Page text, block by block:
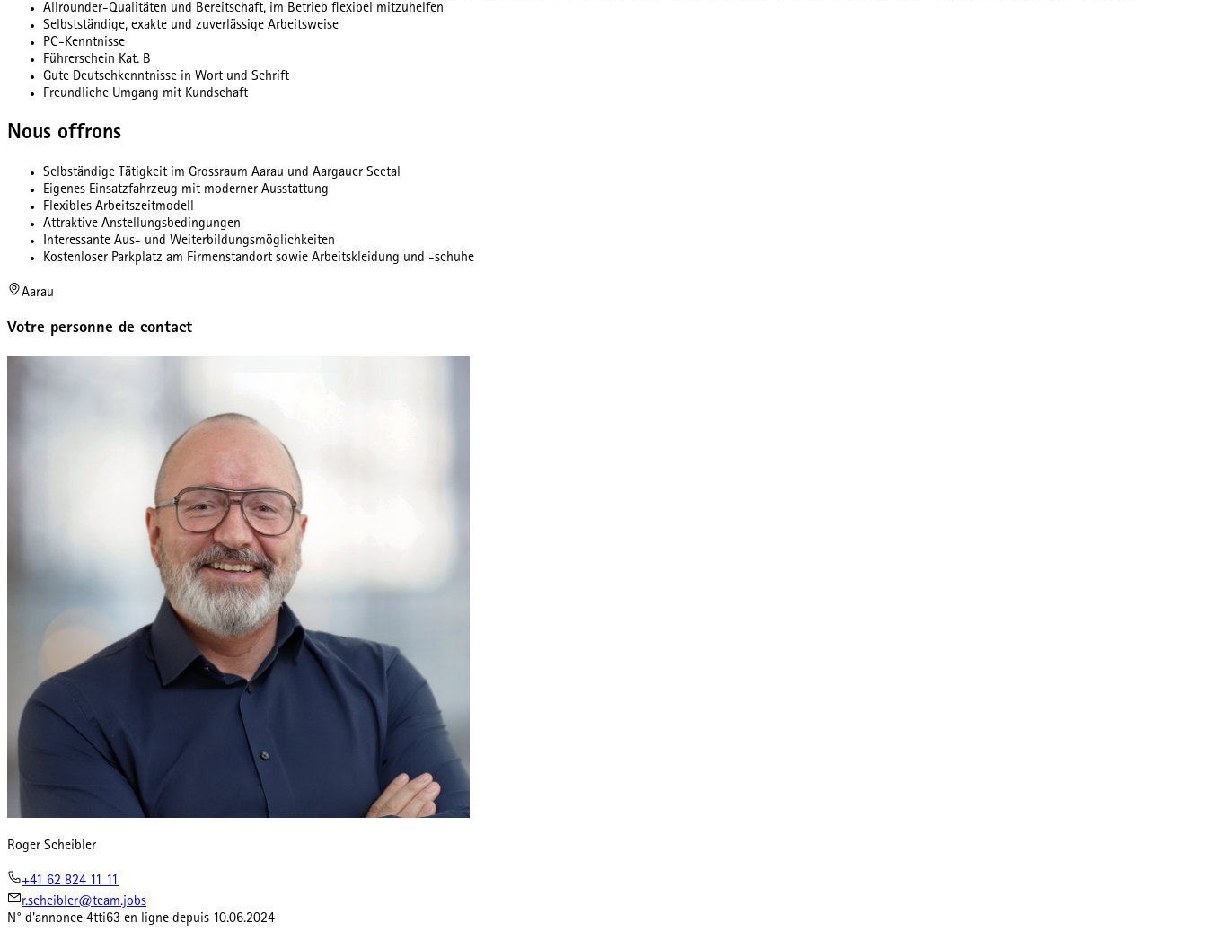
Allrounder-Qualitäten und Bereitschaft, im Betrieb flexibel mitzuhelfen
Selbstständige, exakte und zuverlässige Arbeitsweise
PC-Kenntnisse
Führerschein Kat. B
Gute Deutschkenntnisse in Wort und Schrift
Freundliche Umgang mit Kundschaft
Nous offrons
Selbständige Tätigkeit im Grossraum Aarau und Aargauer Seetal
Eigenes Einsatzfahrzeug mit moderner Ausstattung
Flexibles Arbeitszeitmodell
Attraktive Anstellungsbedingungen
Interessante Aus- und Weiterbildungsmöglichkeiten
Kostenloser Parkplatz am Firmenstandort sowie Arbeitskleidung und -schuhe
Aarau
Votre personne de contact
Roger Scheibler
+41 62 824 11 11
r.scheibler@team.jobs
N° d'annonce 4tti63 en ligne depuis 10.06.2024